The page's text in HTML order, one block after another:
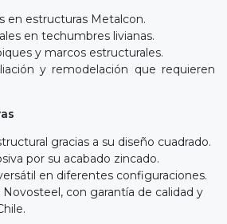
en estructuras Metalcon.
en techumbres livianas.
y marcos estructurales.
y remodelación que requieren
gracias a su diseño cuadrado.
por su acabado zincado.
en diferentes configuraciones.
Novosteel, con garantía de calidad y